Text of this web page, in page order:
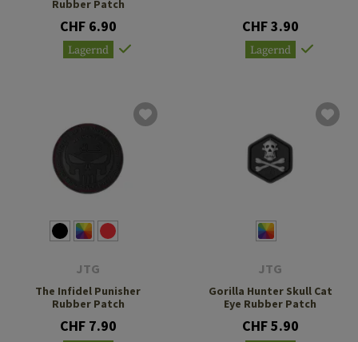
Rubber Patch
CHF 6.90
Lagernd
CHF 3.90
Lagernd
JTG
The Infidel Punisher
Rubber Patch
CHF 7.90
JTG
Gorilla Hunter Skull Cat
Eye Rubber Patch
CHF 5.90